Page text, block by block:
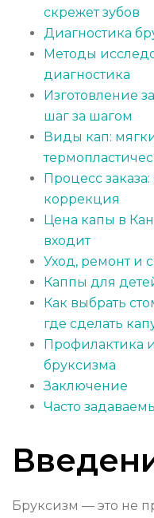
скрежет зубов
Диагностика
Методы
диагностика
Изготовление
шаг за шагом
Виды кап:
Процесс
коррекция
Цена капы в
входит
Уход, ремонт и
Каппы для
Как выбрать
где сделать
Профилактика
бруксизма
Заключение
Часто
Бруксизм — это не